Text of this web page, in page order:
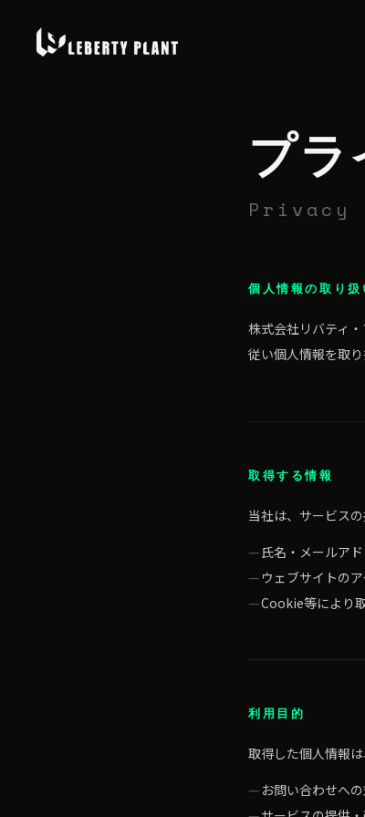
プ
Privacy
個人情報の取り扱
株式会社リバティ
従い個人情報を取り
取得する情報
当社は、サービス
氏名・メールア
ウェブサイトの
Cookie等により
利用目的
取得した個人情報
お問い合わせへ